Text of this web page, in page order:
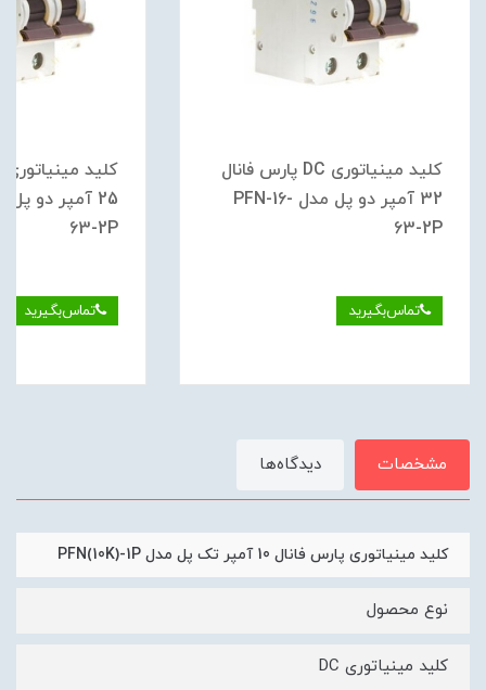
کلید مینیاتوری DC پارس فانال
32 آمپر دو پل مدل PFN-16-
63-2P
تماس‌بگیرید
63-2P
تماس‌بگیرید
مشخصات دیدگاه‌ها
کلید مینیاتوری پارس فانال 10 آمپر تک پل مدل PFN(10K)-1P
نوع محصول
کلید مینیاتوری DC